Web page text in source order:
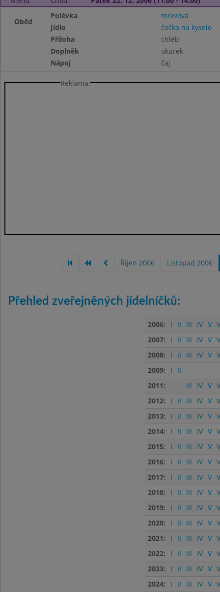
Oběd
Polévka
mrkvová
Jídlo
čočka na kyselo
Příloha
chléb
Doplněk
okurek
Nápoj
čaj
Reklama:
Říjen 2006 Listopad 2006
Přehled zveřejněných jídelníčků:
2006: I II III IV V
2007:
I II III IV V
2008:
I II III IV V
2009:
I
II
2011:
III IV V
2012:
I II III IV V
2013:
I II III IV V
2014:
I II III IV V
2015:
I II III IV V
2016:
I II III IV V
2017:
I II III IV V
2018:
I II III IV V
2019:
I II III IV V
2020:
I II III IV V
2021:
I II III IV V
2022:
I II III IV V
2023:
I II III IV V
2024:
I II III IV V